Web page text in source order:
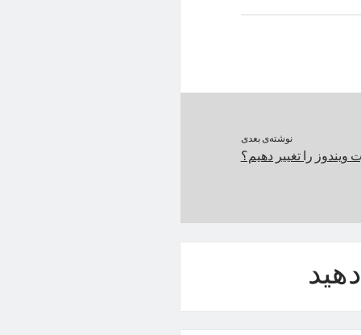
نوشته‌ی بعدی
را تغییر دهیم؟